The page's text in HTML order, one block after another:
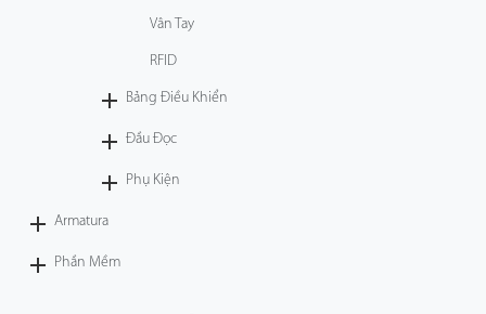
Vân Tay
RFID
Bảng Điều Khiển
Đầu Đọc
Phụ Kiện
Armatura
Phần Mềm